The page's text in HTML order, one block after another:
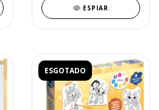
ESPIAR
ESGOTADO